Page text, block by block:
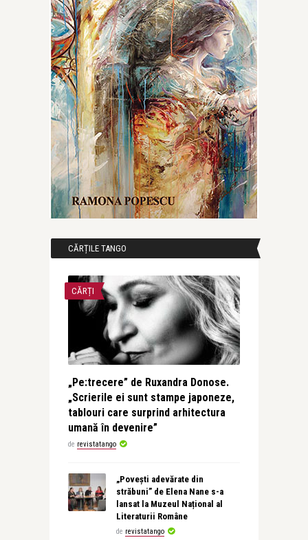
CĂRȚILE TANGO
CĂRȚI
„Pe:trecere” de Ruxandra Donose.
„Scrierile ei sunt stampe japoneze,
tablouri care surprind arhitectura
umană în devenire”
de revistatango
„Povești adevărate din
străbuni” de Elena Nane s-a
lansat la Muzeul Național al
Literaturii Române
de revistatango